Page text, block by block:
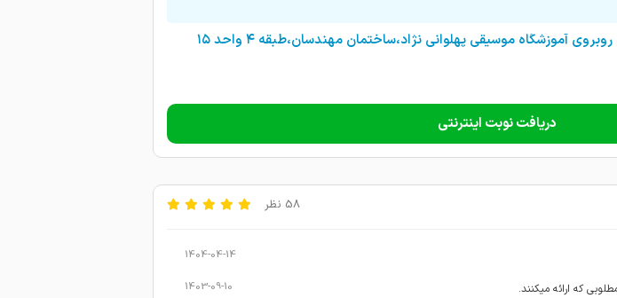
آموزشگاه موسیقی پهلوانی نژاد،ساختمان مهندسان،طبقه ۴ واحد ۱۵
دریافت نوبت اینترنتی
58 نظر
1404-04-14
که ارائه میکنند. 1403-09-10